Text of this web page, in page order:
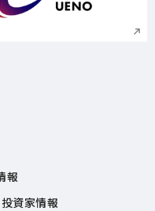
新規ウィンドウで
報
投資家情報